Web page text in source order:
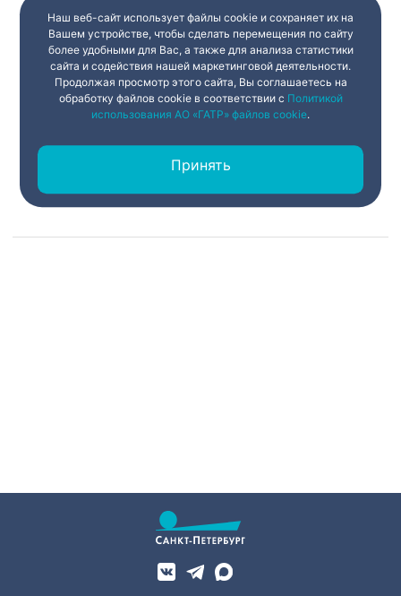
Наш веб-сайт использует файлы cookie и сохраняет их на
Вашем устройстве, чтобы сделать перемещения по сайту
более удобными для Вас, а также для анализа статистики
сайта и содействия нашей маркетинговой деятельности.
Продолжая просмотр этого сайта, Вы соглашаетесь на
обработку файлов cookie в соответствии с Политикой
использования АО «ГАТР» файлов cookie.
Принять